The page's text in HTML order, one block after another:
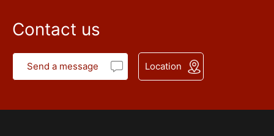
Contact us
Send a message Location